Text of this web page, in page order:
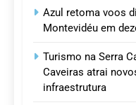
Azul retoma voos
Montevidéu em
Turismo na Serra
Caveiras atrai
infraestrutura